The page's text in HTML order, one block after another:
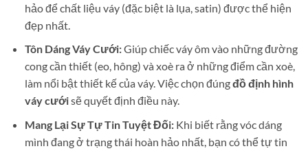
hảo để chất liệu váy (đặc biệt là lụa, satin) được thể hiện
đẹp nhất.
Tôn Dáng Váy Cưới:Giúp chiếc váy ôm vào những đường
cong cần thiết (eo, hông) và xoè ra ở những điểm cần xoè,
làm nổi bật thiết kế của váy. Việc chọn đúngđồ định hình
váy cướisẽ quyết định điều này.
Mang Lại Sự Tự Tin Tuyệt Đối:Khi biết rằng vóc dáng
mình đang ở trạng thái hoàn hảo nhất, bạn có thể tự tin